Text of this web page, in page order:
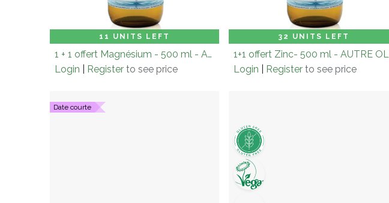
11 UNITS LEFT
Carton (× 6.0) Add to Cart
1 + 1 offert Magnésium - 500 ml - AUTRE OLIGO-ÉLÉMENT - Fabriqués sous électrolyse
Login
Register to see price
32 UNITS LEFT
Carton (× 6.0) Add to Cart
Login
Register to see price
Date courte